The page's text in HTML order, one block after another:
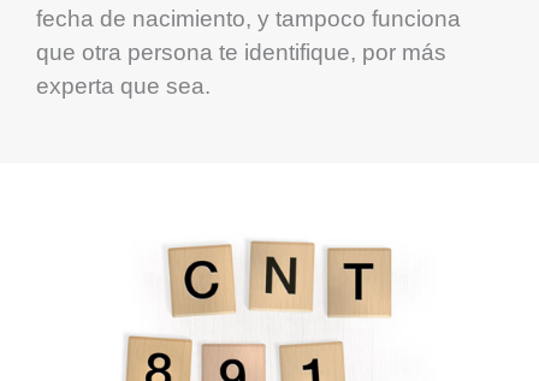
fecha de nacimiento, y tampoco funciona
que otra persona te identifique, por más
experta que sea.